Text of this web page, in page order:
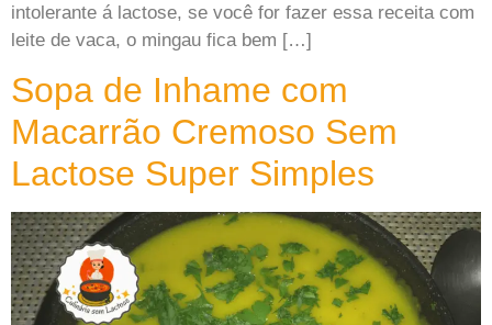
intolerante á lactose, se você for fazer essa receita com
leite de vaca, o mingau fica bem […]
Sopa de Inhame com
Macarrão Cremoso Sem
Lactose Super Simples